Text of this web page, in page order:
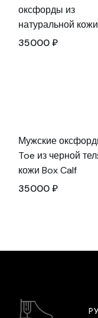
оксфорды из
натуральной кожи
35000₽
Мужские
Toe из черной
кожи Box Calf
35000₽